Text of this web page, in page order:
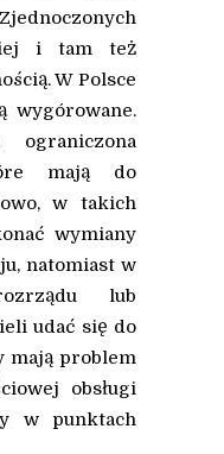
i tam też
W Polsce
wygórowane.
ograniczona
mają do
w takich
wymiany
natomiast w
lub
udać się do
mają problem
obsługi
w punktach